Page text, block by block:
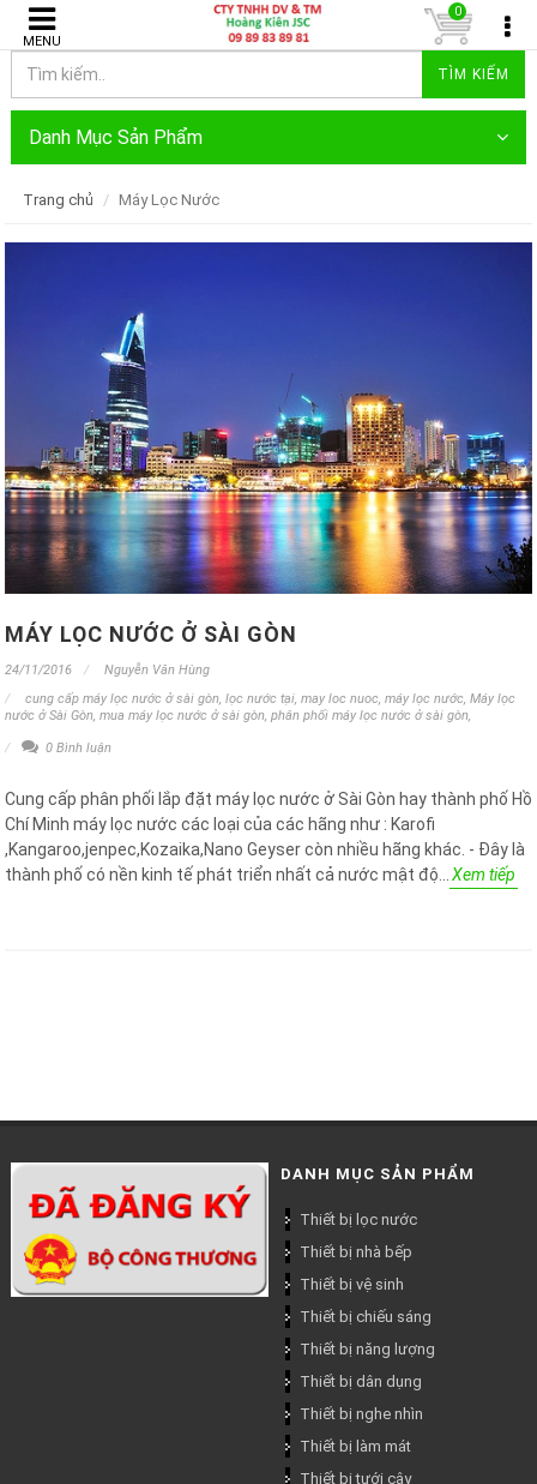
MENU
TÌM KIẾM
0
Danh Mục Sản Phẩm
Trang chủ Máy Lọc Nước
MÁY LỌC NƯỚC Ở SÀI GÒN
24/11/2016
Nguyễn Văn Hùng
cung cấp máy lọc nước ở sài gòn, lọc nước tại, may loc nuoc, máy lọc nước, Máy lọc
nước ở Sài Gòn, mua máy lọc nước ở sài gòn, phân phối máy lọc nước ở sài gòn,
0 Bình luận
Cung cấp phân phối lắp đặt máy lọc nước ở Sài Gòn hay thành phố Hồ
Chí Minh máy lọc nước các loại của các hãng như : Karofi
,Kangaroo,jenpec,Kozaika,Nano Geyser còn nhiều hãng khác. - Đây là
thành phố có nền kinh tế phát triển nhất cả nước mật độ...
Xem tiếp
DANH MỤC SẢN PHẨM
Thiết bị lọc nước
Thiết bị nhà bếp
Thiết bị vệ sinh
Thiết bị chiếu sáng
Thiết bị năng lượng
Thiết bị dân dụng
Thiết bị nghe nhìn
Thiết bị làm mát
Thiết bị tưới cây